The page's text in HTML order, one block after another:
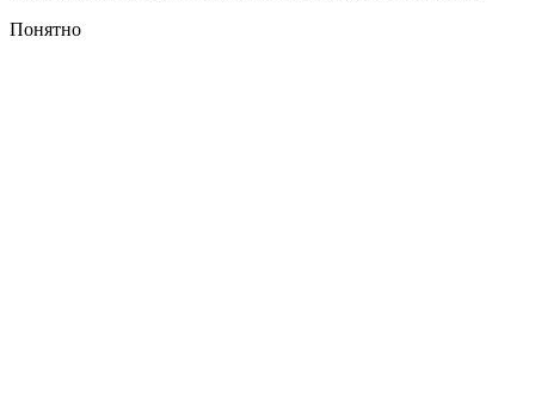
Понятно